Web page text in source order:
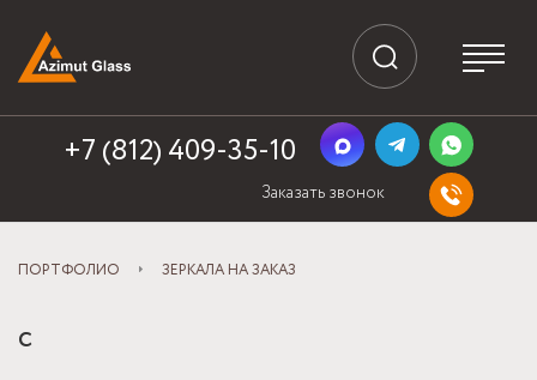
+7 (812) 409-35-10
Заказать звонок
ПОРТФОЛИО ЗЕРКАЛА НА ЗАКАЗ
с